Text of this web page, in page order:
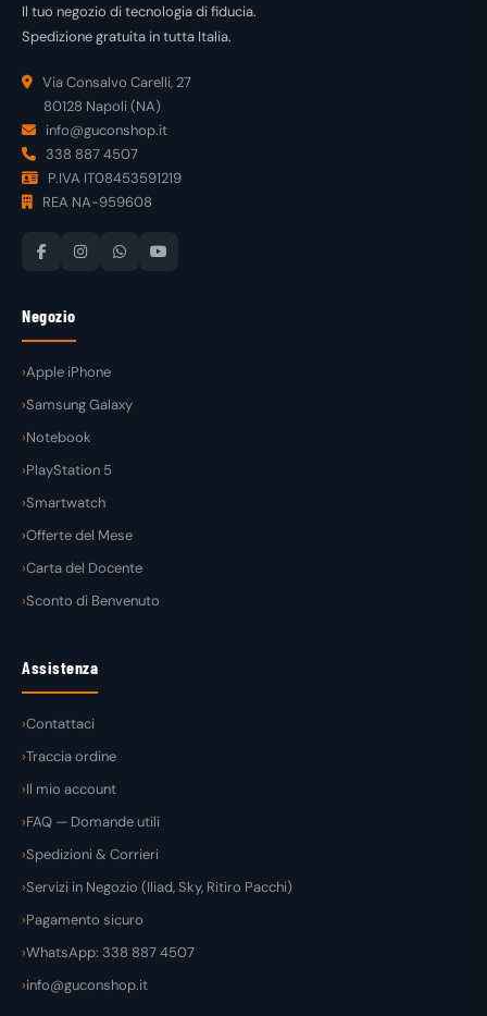
Il tuo negozio di tecnologia di fiducia.
Spedizione gratuita in tutta Italia.
Via Consalvo Carelli, 27
80128 Napoli (NA)
info@guconshop.it
338 887 4507
P.IVA IT08453591219
REA NA-959608
Negozio
Apple iPhone
Samsung Galaxy
Notebook
PlayStation 5
Smartwatch
Offerte del Mese
Carta del Docente
Sconto di Benvenuto
Assistenza
Contattaci
Traccia ordine
Il mio account
FAQ — Domande utili
Spedizioni & Corrieri
Servizi in Negozio (Iliad, Sky, Ritiro Pacchi)
Pagamento sicuro
WhatsApp: 338 887 4507
info@guconshop.it